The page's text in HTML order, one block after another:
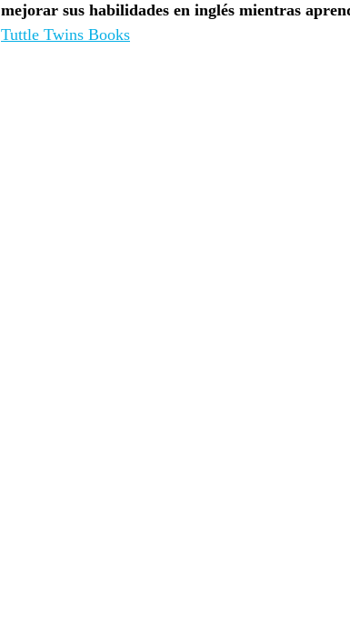
mejorar sus habilidades en inglés mientras
Tuttle Twins Books